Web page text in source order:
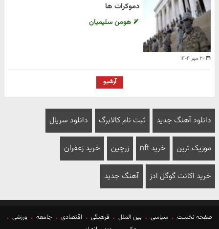
۲۰ مهر ۱۴۰۴
دموکرات ها
هومن سلیمیان
آرشیو
دانلود آهنگ جدید ثبت نام کالابرگ دانلود سریال
موزیک ترین خرید nft زرچین خرید زعفران
خرید اکانت گوگل ادز آهنگ جدید
صفحه نخست سیاسی بین الملل فرهنگی اقتصادی جامعه
ورزشی